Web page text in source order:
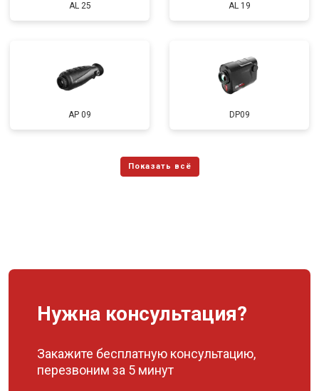
AL 25 AL 19
AP 09 DP09
Нужна консультация?
Закажите бесплатную консультацию,
перезвоним за 5 минут